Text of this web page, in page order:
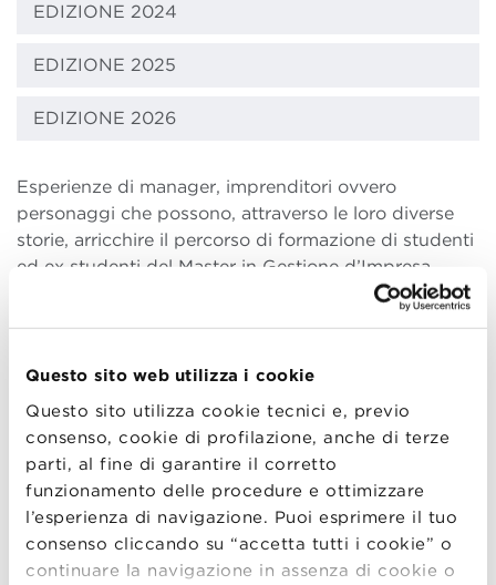
Questo sito web utilizza i cookie
Questo sito utilizza cookie tecnici e, previo
consenso, cookie di profilazione, anche di terze
parti, al fine di garantire il corretto
funzionamento delle procedure e ottimizzare
l’esperienza di navigazione. Puoi esprimere il tuo
consenso cliccando su “accetta tutti i cookie” o
continuare la navigazione in assenza di cookie o
EDIZIONE 2024
EDIZIONE 2025
EDIZIONE 2026
Esperienze di manager, imprenditori ovvero
personaggi che possono, attraverso le loro diverse
storie, arricchire il percorso di formazione di studenti
ed ex studenti del Master in Gestione d’Impresa
Di seguito il calendario degli incontri per il 2023:
Gennaio
18/01/2023 h.17:30 Uberto Fabbri Curcio –
Apparel & Merchandising Manager | Ducati
Motors
Febbraio
02/02/2023 h.17:30 Riccardo Pirrone – Social